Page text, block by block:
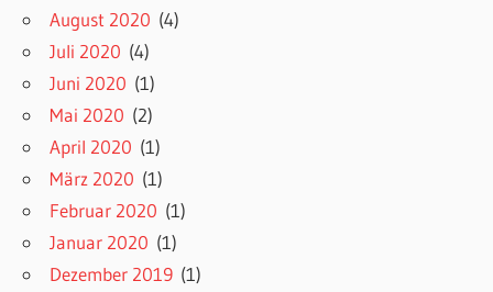
August 2020 (4)
Juli 2020 (4)
Juni 2020 (1)
Mai 2020 (2)
April 2020 (1)
März 2020 (1)
Februar 2020 (1)
Januar 2020 (1)
Dezember 2019 (1)